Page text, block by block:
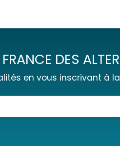
DES
en vous inscrivant à